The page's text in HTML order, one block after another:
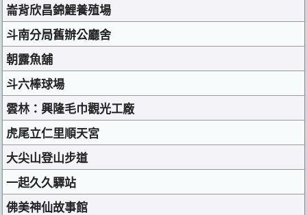
崙背欣昌錦鯉養殖場
斗南分局舊辦公廳舍
朝露魚舖
斗六棒球場
雲林：興隆毛巾觀光工廠
虎尾立仁里順天宮
大尖山登山步道
一起久久驛站
佛美神仙故事館